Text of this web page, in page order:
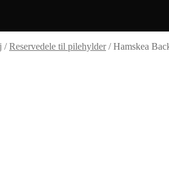
/Reservedele til pilehylder/Hamskea